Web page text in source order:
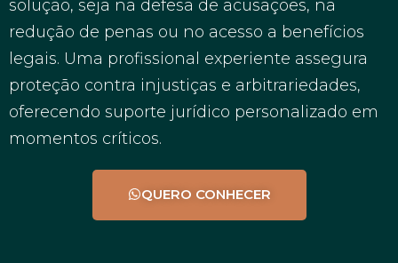
solução, seja na defesa de acusações, na
redução de penas ou no acesso a benefícios
legais. Uma profissional experiente assegura
proteção contra injustiças e arbitrariedades,
oferecendo suporte jurídico personalizado em
momentos críticos.
QUERO CONHECER